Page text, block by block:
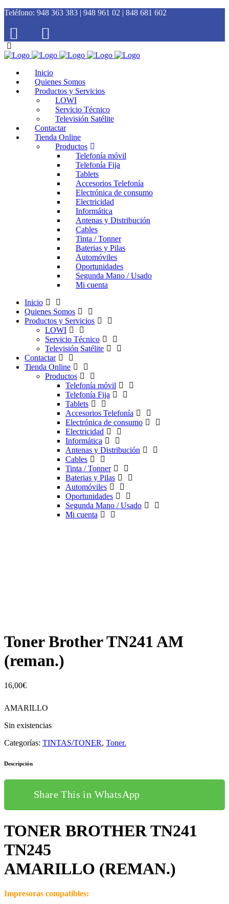
Teléfono: 948 363 383 | 948 961 02 | 848 681 602
Inicio
Quienes Somos
Productos y Servicios
LOWI
Servicio Técnico
Televisión Satélite
Contactar
Tienda Online
Productos
Telefonía móvil
Telefonía Fija
Tablets
Accesorios Telefonía
Electrónica de consumo
Electricidad
Informática
Antenas y Distribución
Cables
Tinta / Tonner
Baterias y Pilas
Automóviles
Oportunidades
Segunda Mano / Usado
Mi cuenta
Inicio
Quienes Somos
Productos y Servicios
LOWI
Servicio Técnico
Televisión Satélite
Contactar
Tienda Online
Productos
Telefonía móvil
Telefonía Fija
Tablets
Accesorios Telefonía
Electrónica de consumo
Electricidad
Informática
Antenas y Distribución
Cables
Tinta / Tonner
Baterias y Pilas
Automóviles
Oportunidades
Segunda Mano / Usado
Mi cuenta
Toner Brother TN241 AM
(reman.)
16,00€
AMARILLO
Sin existencias
Categorías: TINTAS/TONER, Toner.
Descripción
Share This in WhatsApp
TONER BROTHER TN241
TN245
AMARILLO (REMAN.)
Impresoras compatibles: